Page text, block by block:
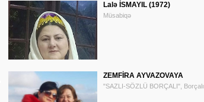
Lalə İSMAYIL (1972)
Müsabiqə
ZEMFİRA AYVAZOVAYA
"SAZLI-SÖZLÜ BORÇALI", Borçalı